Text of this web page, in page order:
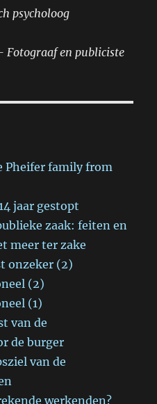
psycholoog
en publiciste
Pheifer family from
jaar gestopt
zaak: feiten en
meer ter zake
onzeker (2)
(2)
(1)
van de
de burger
van de
werkenden?